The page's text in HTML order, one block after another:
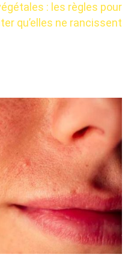
: les règles pour
qu’elles ne rancissent